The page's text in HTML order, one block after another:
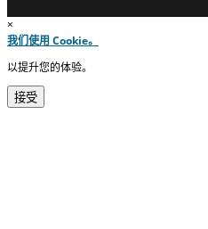
×
我们使用 Cookie。
以提升您的体验。
接受